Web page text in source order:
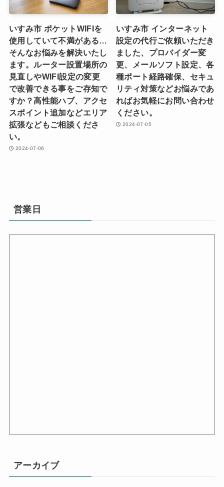
いすみ市 ポケットWIFIを
使用していて不満がある…
そんなお悩みを解決いたし
ます。ルーター設置場所の
見直しやWIFI設定の変更
で改善できる事をご存知で
すか？高性能ハブ、アクセ
スポイント追加などエリア
拡張などもご相談くださ
い。
2024-07-06
いすみ市 インターネット
設定の代行ご依頼いただき
ました、プロバイダー変
更、メールソフト設定、各
種ポート経路確保、セキュ
リティ対策などお悩みであ
ればお気軽にお問い合わせ
ください。
2024-07-05
営業日
アーカイブ